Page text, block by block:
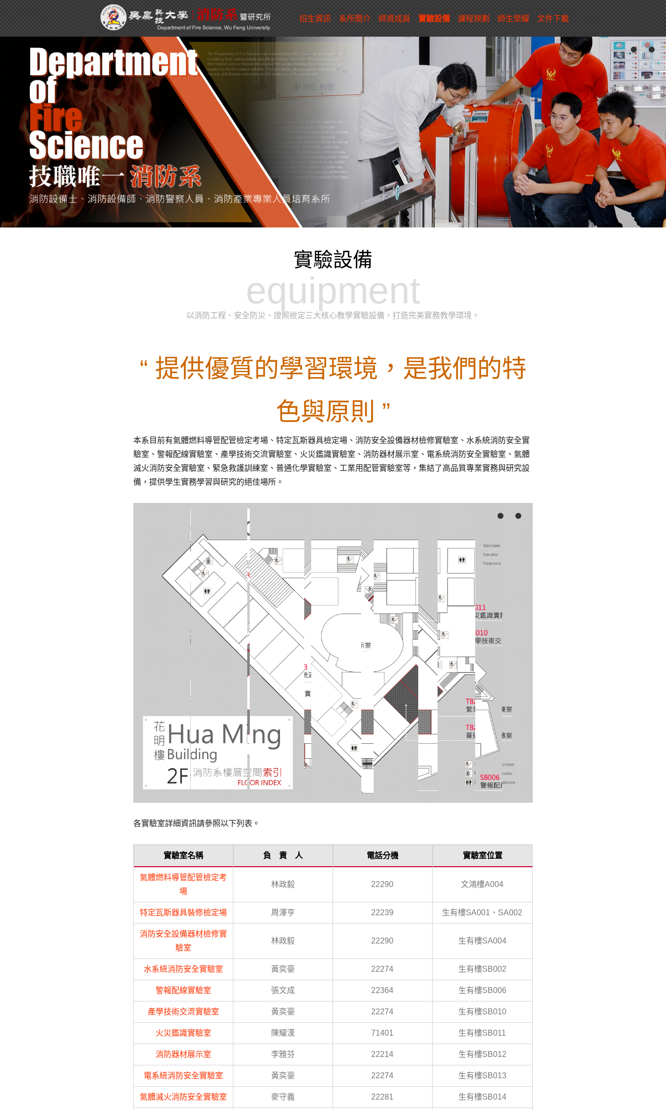
招生資訊 系所簡介 師資成員 實驗設備 課程規劃 師生榮耀 文件下載
實驗設備
equipment
以消防工程、安全防災、證照檢定三大核心教學實驗設備，打造完美實務教學環境。
“ 提供優質的學習環境，是我們的特
色與原則 ”
本系目前有氣體燃料導管配管檢定考場、特定瓦斯器具檢定場、消防安全設備器材檢修實驗室、水系統消防安全實
驗室、警報配線實驗室、產學技術交流實驗室、火災鑑識實驗室、消防器材展示室、電系統消防安全實驗室、氣體
滅火消防安全實驗室、緊急救護訓練室、普通化學實驗室、工業用配管實驗室等，集結了高品質專業實務與研究設
備，提供學生實務學習與研究的絕佳場所。
各實驗室詳細資訊請參照以下列表。
實驗室名稱 負 責 人 電話分機 實驗室位置
氣體燃料導管配管檢定考
場
林政毅 22290 文鴻樓A004
特定瓦斯器具裝修檢定場 周澤亨 22239 生有樓SA001、SA002
消防安全設備器材檢修實
驗室
林政毅 22290 生有樓SA004
水系統消防安全實驗室 黃奕豪 22274 生有樓SB002
警報配線實驗室 張文成 22364 生有樓SB006
產學技術交流實驗室 黃奕豪 22274 生有樓SB010
火災鑑識實驗室 陳耀漢 71401 生有樓SB011
消防器材展示室 李雅芬 22214 生有樓SB012
電系統消防安全實驗室 黃奕豪 22274 生有樓SB013
氣體滅火消防安全實驗室 麥守義 22281 生有樓SB014